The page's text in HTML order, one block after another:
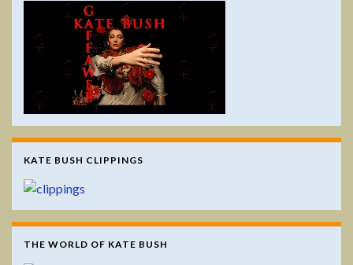
KATE BUSH CLIPPINGS
THE WORLD OF KATE BUSH